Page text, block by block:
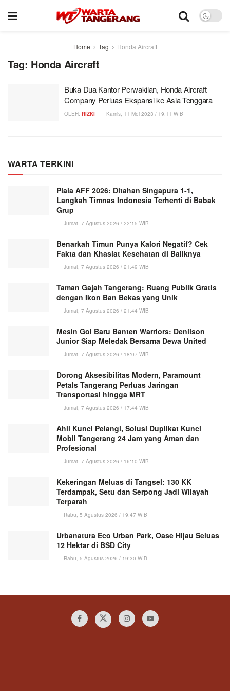
Home Tag Honda Aircraft
Tag: Honda Aircraft
Buka Dua Kantor Perwakilan, Honda Aircraft
Company Perluas Ekspansi ke Asia Tenggara
OLEH: RIZKI Kamis, 11 Mei 2023 / 19:11 WIB
WARTA TERKINI
Piala AFF 2026: Ditahan Singapura 1-1,
Langkah Timnas Indonesia Terhenti di Babak
Grup
Jumat, 7 Agustus 2026 / 22:15 WIB
Benarkah Timun Punya Kalori Negatif? Cek
Fakta dan Khasiat Kesehatan di Baliknya
Jumat, 7 Agustus 2026 / 21:49 WIB
Taman Gajah Tangerang: Ruang Publik Gratis
dengan Ikon Ban Bekas yang Unik
Jumat, 7 Agustus 2026 / 21:44 WIB
Mesin Gol Baru Banten Warriors: Denilson
Junior Siap Meledak Bersama Dewa United
Jumat, 7 Agustus 2026 / 18:07 WIB
Dorong Aksesibilitas Modern, Paramount
Petals Tangerang Perluas Jaringan
Transportasi hingga MRT
Jumat, 7 Agustus 2026 / 17:44 WIB
Ahli Kunci Pelangi, Solusi Duplikat Kunci
Mobil Tangerang 24 Jam yang Aman dan
Profesional
Jumat, 7 Agustus 2026 / 16:10 WIB
Kekeringan Meluas di Tangsel: 130 KK
Terdampak, Setu dan Serpong Jadi Wilayah
Terparah
Rabu, 5 Agustus 2026 / 19:47 WIB
Urbanatura Eco Urban Park, Oase Hijau Seluas
12 Hektar di BSD City
Rabu, 5 Agustus 2026 / 19:30 WIB